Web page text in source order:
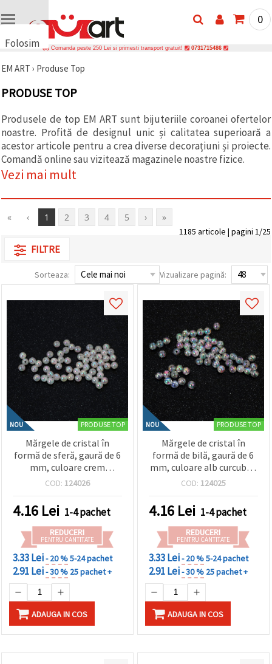
Folosim
uri
cookie-uri
tehnologii
similare
pentru a
asigura
funcționarea
corectă a
site-ului,
acordul
analiza
conținut și
mai
relevante,
ajutorul
partenerilor
noștri de
analiză și
marketing.
Puteți fi de
acord să
utilizați
toate
cookie -
urile făcând
"acceptati
toate!" Sau
în setări
selectând
un tip de
cookie -uri
făcând clic
pe butonul
"Salvați"
Аcceptati
toate!
Setări
0
Comanda peste 250 Lei si primesti transport gratuit! 0731715486
EM ART › Produse Top
PRODUSE TOP
Produsele de top EM ART sunt bijuteriile coroanei ofertelor
noastre. Profită de designul unic și calitatea superioară a
acestor articole pentru a crea diverse decorațiuni și proiecte.
Comandă online sau vizitează magazinele noastre fizice.
Vezi mai mult
« ‹ 1 2 3 4 5 › »
1185 articole | pagini 1/25
FILTRE
Sorteaza: Vizualizare pagină:
NOU PRODUSE TOP
Mărgele de cristal în
formă de sferă, gaură de 6
mm, culoare crem
curcubeu, 1 mm - 20
COD: 124026
4.16 Lei 1-4 pachet
REDUCERI
PENTRU CANTITATE
3.33 Lei- 20 %5-24 pachet
2.91 Lei- 30 % 25 pachet +
ADAUGA IN COS
NOU PRODUSE TOP
Mărgele de cristal în
formă de bilă, gaură de 6
mm, culoare alb curcubeu
- 20 grame ~190 bucăți
COD: 124025
4.16 Lei 1-4 pachet
REDUCERI
PENTRU CANTITATE
3.33 Lei- 20 %5-24 pachet
2.91 Lei- 30 % 25 pachet +
ADAUGA IN COS